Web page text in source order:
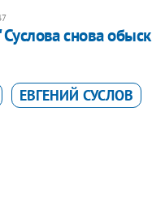
снова обыск
ЕВГЕНИЙ СУСЛОВ